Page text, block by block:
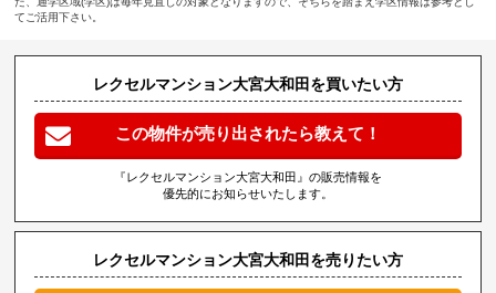
てご活用下さい。
レクセルマンション大宮大和田を買いたい方
この物件が売り出されたら教えて！
『レクセルマンション大宮大和田』の販売情報を
優先的にお知らせいたします。
レクセルマンション大宮大和田を売りたい方